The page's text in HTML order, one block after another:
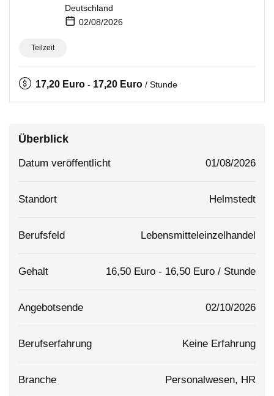
Deutschland
02/08/2026
Teilzeit
17,20 Euro - 17,20 Euro / Stunde
Überblick
Datum veröffentlicht 01/08/2026
Standort Helmstedt
Berufsfeld Lebensmitteleinzelhandel
Gehalt 16,50 Euro - 16,50 Euro / Stunde
Angebotsende 02/10/2026
Berufserfahrung Keine Erfahrung
Branche Personalwesen, HR